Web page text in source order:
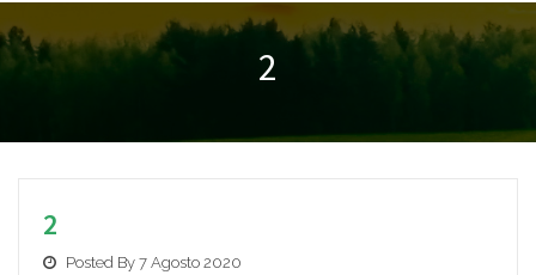
2
2
Posted By 7 Agosto 2020